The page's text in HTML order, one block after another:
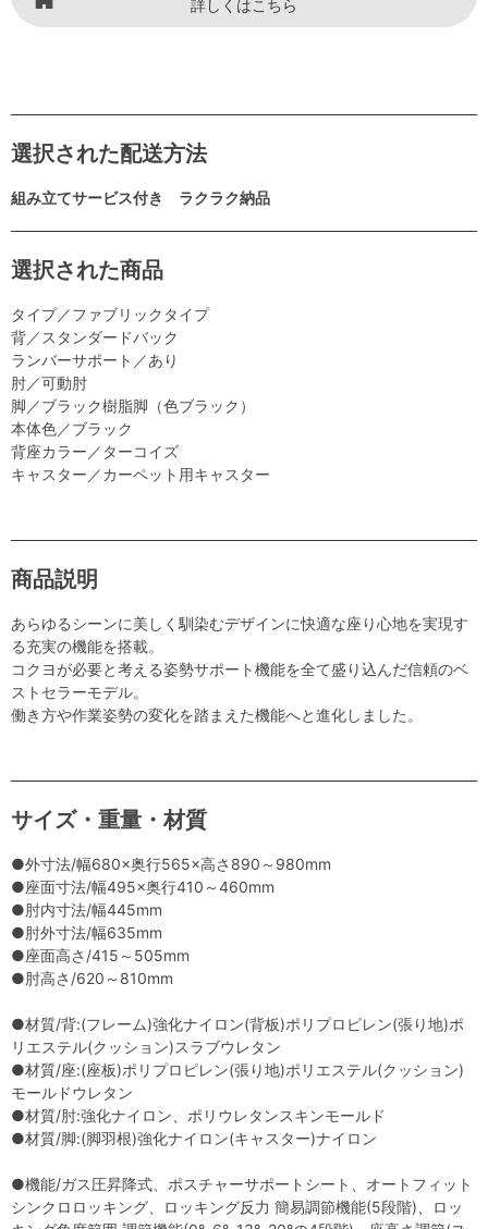
詳しくはこちら
選択された配送方法
組み立てサービス付き ラクラク納品
選択された商品
タイプ／ファブリックタイプ
背／スタンダードバック
ランバーサポート／あり
肘／可動肘
脚／ブラック樹脂脚（色ブラック）
本体色／ブラック
背座カラー／ターコイズ
キャスター／カーペット用キャスター
商品説明
あらゆるシーンに美しく馴染むデザインに快適な座り心地を実現す
る充実の機能を搭載。
コクヨが必要と考える姿勢サポート機能を全て盛り込んだ信頼のベ
ストセラーモデル。
働き方や作業姿勢の変化を踏まえた機能へと進化しました。
サイズ・重量・材質
●外寸法/幅680×奥行565×高さ890～980mm
●座面寸法/幅495×奥行410～460mm
●肘内寸法/幅445mm
●肘外寸法/幅635mm
●座面高さ/415～505mm
●肘高さ/620～810mm
●材質/背:(フレーム)強化ナイロン(背板)ポリプロピレン(張り地)ポ
リエステル(クッション)スラブウレタン
●材質/座:(座板)ポリプロピレン(張り地)ポリエステル(クッション)
モールドウレタン
●材質/肘:強化ナイロン、ポリウレタンスキンモールド
●材質/脚:(脚羽根)強化ナイロン(キャスター)ナイロン
●機能/ガス圧昇降式、ポスチャーサポートシート、オートフィット
シンクロロッキング、ロッキング反力 簡易調節機能(5段階)、ロッ